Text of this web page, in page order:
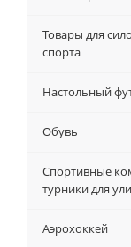
Товары для
спорта
Настольный
Обувь
Спортивные
турники для
Аэрохоккей